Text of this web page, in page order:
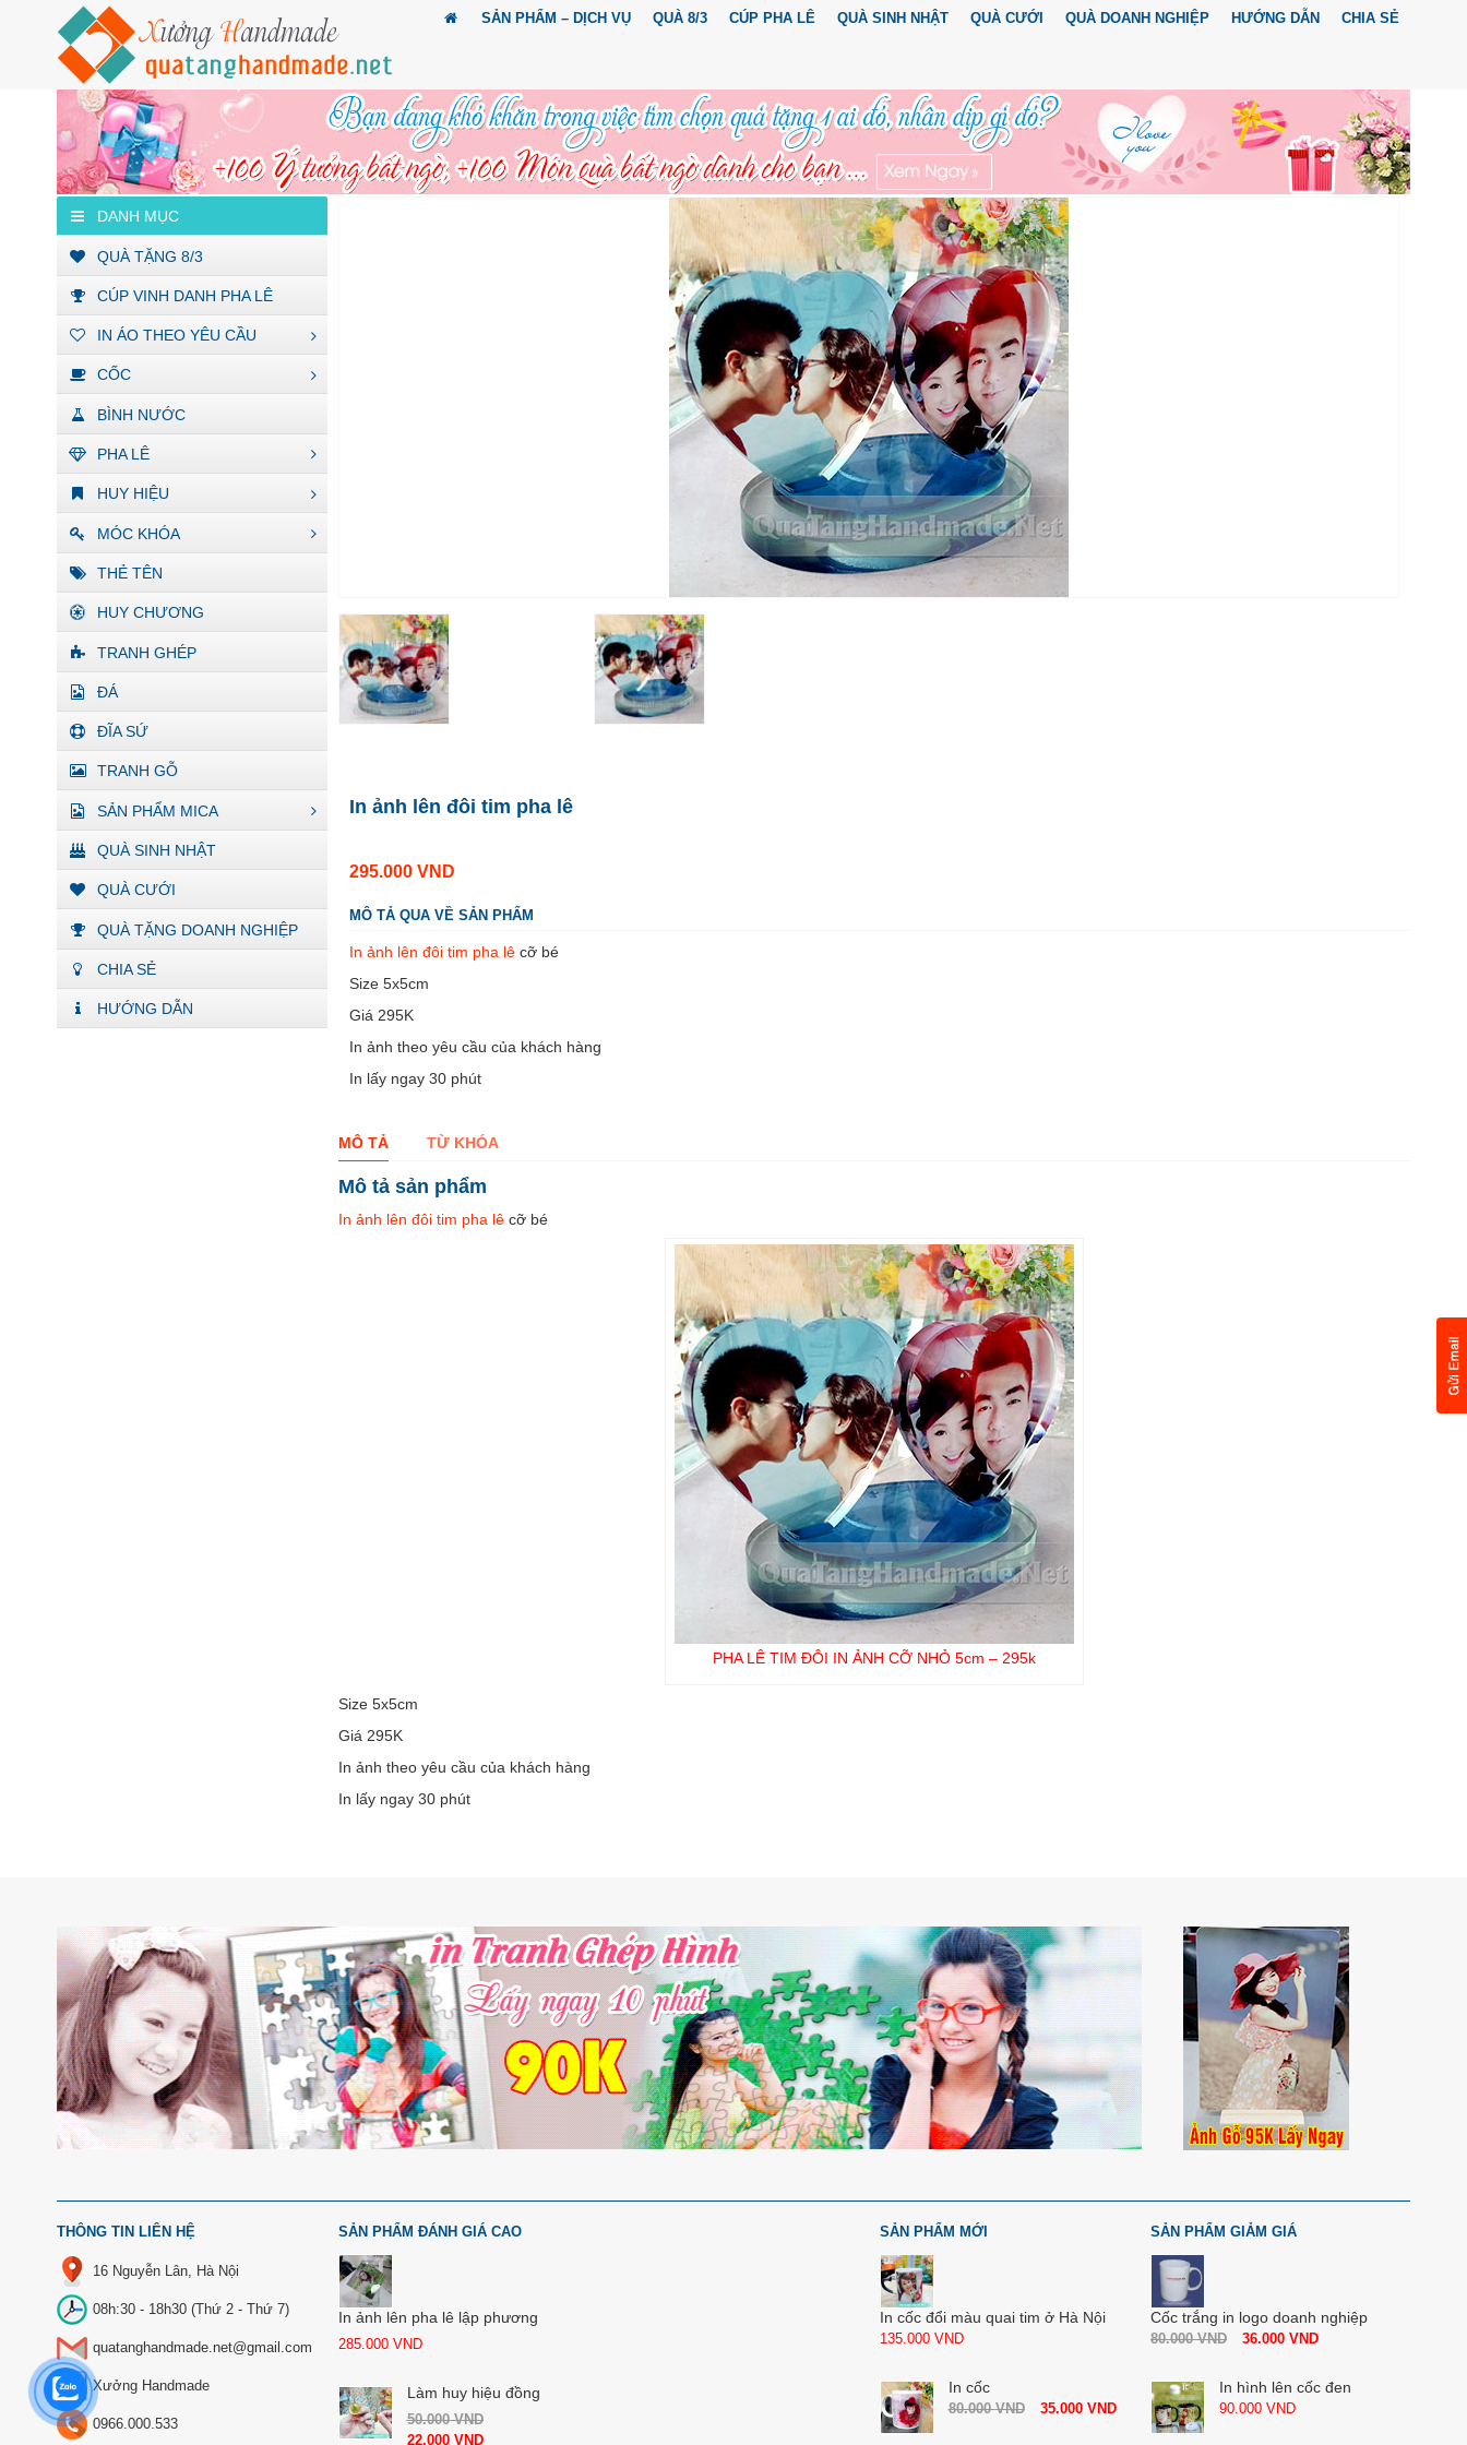
SẢN PHẨM – DỊCH VỤ QUÀ 8/3 CÚP PHA LÊ QUÀ SINH NHẬT QUÀ CƯỚI QUÀ DOANH NGHIỆP HƯỚNG DẪN CHIA SẺ
DANH MỤC
QUÀ TẶNG 8/3
CÚP VINH DANH PHA LÊ
IN ÁO THEO YÊU CẦU
CỐC
BÌNH NƯỚC
PHA LÊ
HUY HIỆU
MÓC KHÓA
THẺ TÊN
HUY CHƯƠNG
TRANH GHÉP
ĐÁ
ĐĨA SỨ
TRANH GỖ
SẢN PHẨM MICA
QUÀ SINH NHẬT
QUÀ CƯỚI
QUÀ TẶNG DOANH NGHIỆP
CHIA SẺ
HƯỚNG DẪN
In ảnh lên đôi tim pha lê
295.000 VND
MÔ TẢ QUA VỀ SẢN PHẨM
In ảnh lên đôi tim pha lê cỡ bé
Size 5x5cm
Giá 295K
In ảnh theo yêu cầu của khách hàng
In lấy ngay 30 phút
MÔ TẢ TỪ KHÓA
Mô tả sản phẩm
In ảnh lên đôi tim pha lê cỡ bé
PHA LÊ TIM ĐÔI IN ẢNH CỠ NHỎ 5cm – 295k
Size 5x5cm
Giá 295K
In ảnh theo yêu cầu của khách hàng
In lấy ngay 30 phút
THÔNG TIN LIÊN HỆ
16 Nguyễn Lân, Hà Nội
08h:30 - 18h30 (Thứ 2 - Thứ 7)
quatanghandmade.net@gmail.com
Xưởng Handmade
0966.000.533
SẢN PHẨM ĐÁNH GIÁ CAO
In ảnh lên pha lê lập phương
285.000 VND
Làm huy hiệu đồng
50.000VND
22.000 VND
SẢN PHẨM MỚI
In cốc đổi màu quai tim ở Hà Nội
135.000 VND
In cốc
80.000VND 35.000 VND
SẢN PHẨM GIẢM GIÁ
Cốc trắng in logo doanh nghiệp
80.000VND 36.000 VND
In hình lên cốc đen
90.000 VND